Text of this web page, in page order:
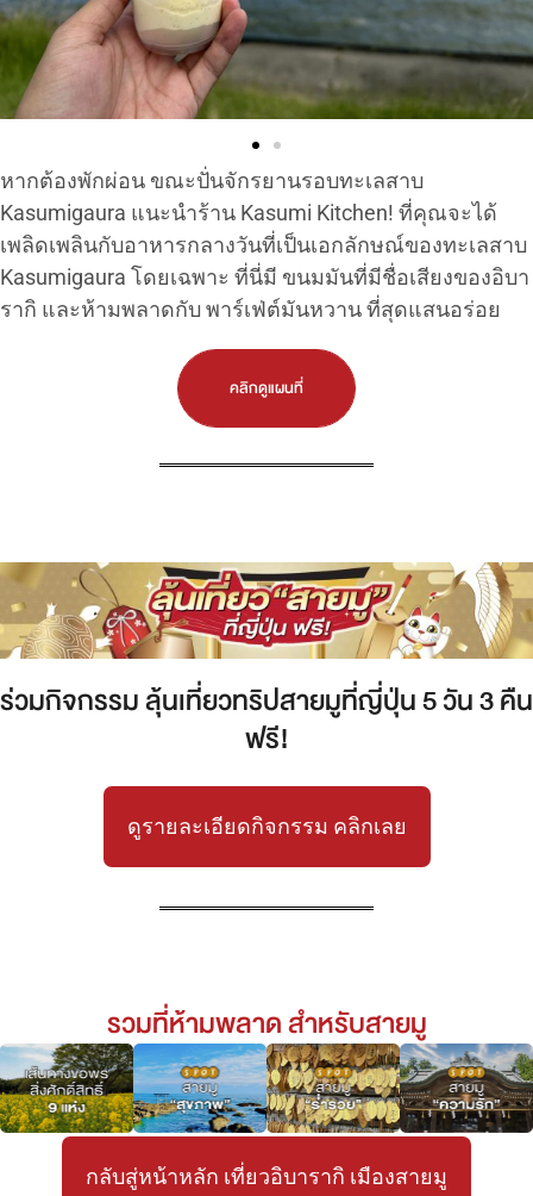
หากต้องพักผ่อน ขณะปั่นจักรยานรอบทะเลสาบ
Kasumigaura แนะนำร้าน Kasumi Kitchen! ที่คุณจะได้
เพลิดเพลินกับอาหารกลางวันที่เป็นเอกลักษณ์ของทะเลสาบ
Kasumigaura โดยเฉพาะ ที่นี่มี ขนมมันที่มีชื่อเสียงของอิบา
รากิ และห้ามพลาดกับ พาร์เฟ่ต์มันหวาน ที่สุดแสนอร่อย
คลิกดูแผนที่
ร่วมกิจกรรม ลุ้นเที่ยวทริปสายมูที่ญี่ปุ่น 5 วัน 3 คืน
ฟรี!
ดูรายละเอียดกิจกรรม คลิกเลย
รวมที่ห้ามพลาด สำหรับสายมู
กลับสู่หน้าหลัก เที่ยวอิบารากิ เมืองสายมู